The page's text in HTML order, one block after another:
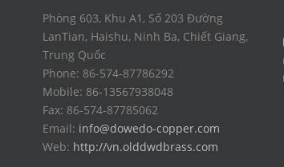
Phòng 603, Khu A1, Số 203 Đường
LanTian, Haishu, Ninh Ba, Chiết Giang,
Trung Quốc
Phone: 86-574-87786292
Mobile: 86-13567938048
Fax: 86-574-87785062
Email: info@dowedo-copper.com
Web: http://vn.olddwdbrass.com